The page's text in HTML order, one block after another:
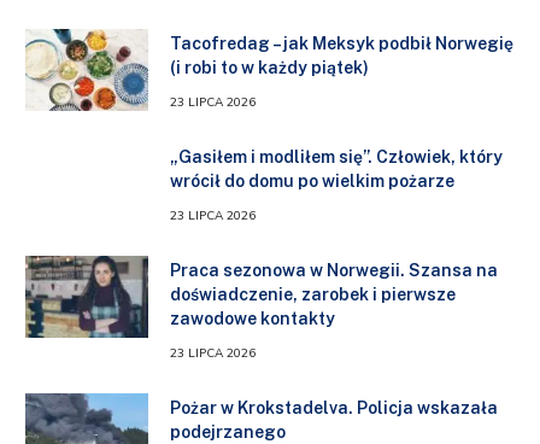
Tacofredag – jak Meksyk podbił Norwegię
(i robi to w każdy piątek)
23 LIPCA 2026
„Gasiłem i modliłem się”. Człowiek, który
wrócił do domu po wielkim pożarze
23 LIPCA 2026
Praca sezonowa w Norwegii. Szansa na
doświadczenie, zarobek i pierwsze
zawodowe kontakty
23 LIPCA 2026
Pożar w Krokstadelva. Policja wskazała
podejrzanego